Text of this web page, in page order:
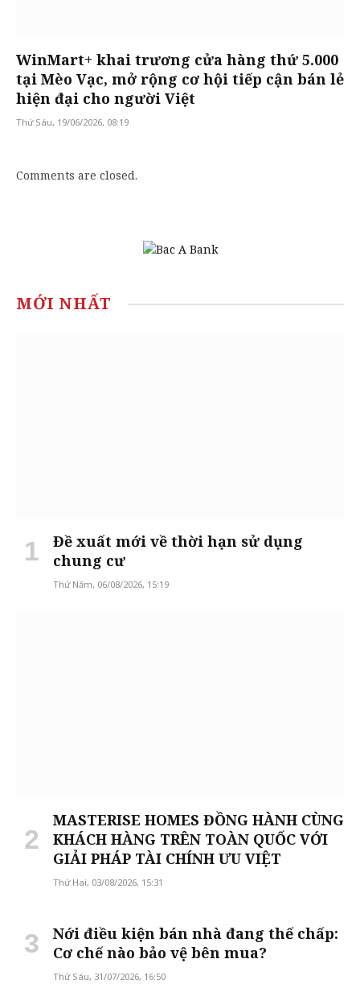
WinMart+ khai trương cửa hàng thứ 5.000
tại Mèo Vạc, mở rộng cơ hội tiếp cận bán lẻ
hiện đại cho người Việt
Thứ Sáu, 19/06/2026, 08:19
Comments are closed.
MỚI NHẤT
Đề xuất mới về thời hạn sử dụng
chung cư
Thứ Năm, 06/08/2026, 15:19
MASTERISE HOMES ĐỒNG HÀNH CÙNG
KHÁCH HÀNG TRÊN TOÀN QUỐC VỚI
GIẢI PHÁP TÀI CHÍNH ƯU VIỆT
Thứ Hai, 03/08/2026, 15:31
Nới điều kiện bán nhà đang thế chấp:
Cơ chế nào bảo vệ bên mua?
Thứ Sáu, 31/07/2026, 16:50